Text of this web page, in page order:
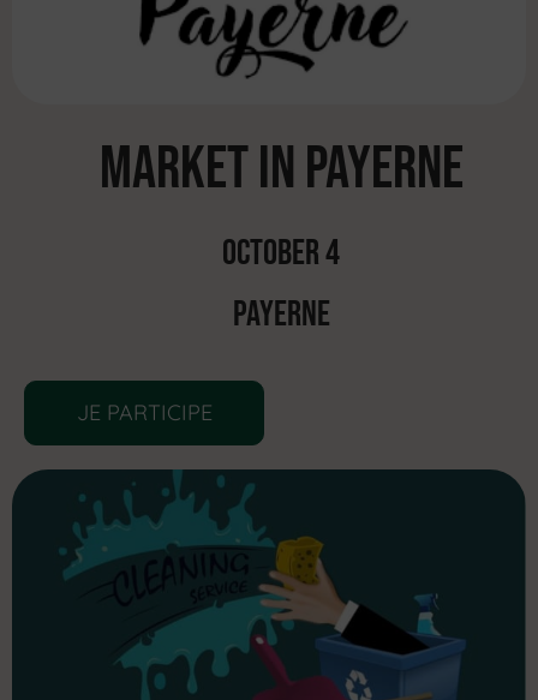
MARKET IN PAYERNE
October 4
PAYERNE
JE PARTICIPE